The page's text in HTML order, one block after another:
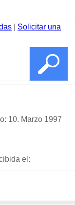
Solicitar una
10. Marzo 1997
el: